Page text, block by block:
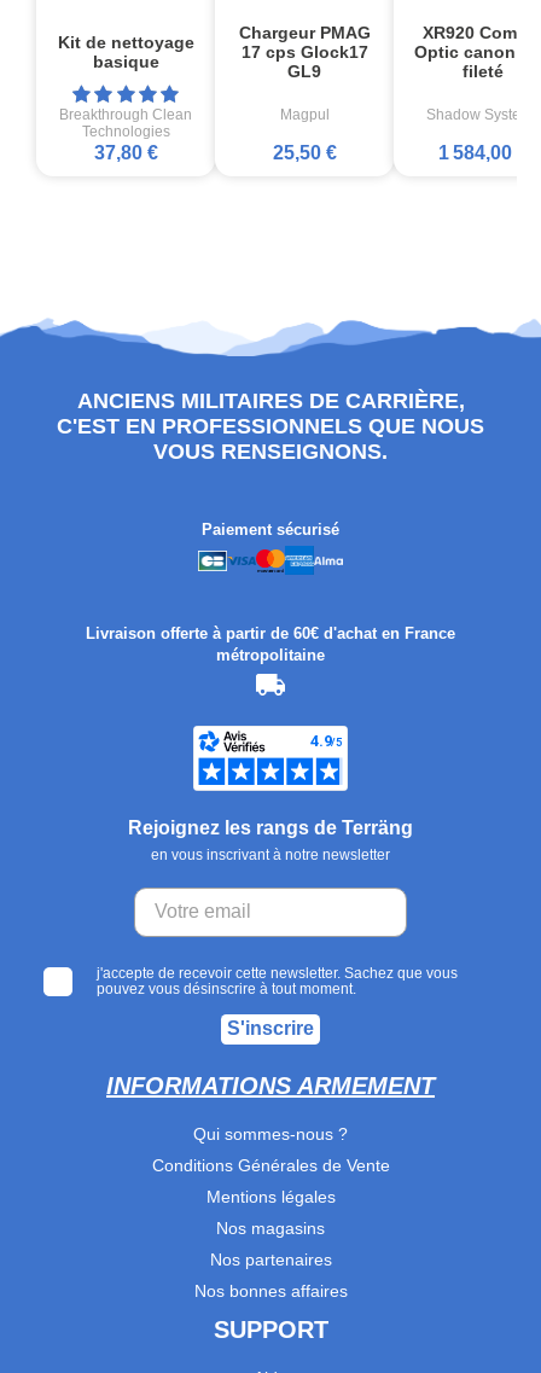
Kit de nettoyage
basique
Breakthrough Clean
Technologies
37,80 €
Chargeur PMAG
17 cps Glock17
GL9
Magpul
25,50 €
XR920
Optic canon
fileté
Shadow Systems
1 584,00 €
ANCIENS MILITAIRES DE CARRIÈRE,
C'EST EN PROFESSIONNELS QUE NOUS
VOUS RENSEIGNONS.
Paiement sécurisé
Livraison offerte à partir de 60€ d'achat en France
métropolitaine
Rejoignez les rangs de Terräng
en vous inscrivant à notre newsletter
j'accepte de recevoir cette newsletter. Sachez que vous
pouvez vous désinscrire à tout moment.
S'inscrire
INFORMATIONS ARMEMENT
Qui sommes-nous ?
Conditions Générales de Vente
Mentions légales
Nos magasins
Nos partenaires
Nos bonnes affaires
SUPPORT